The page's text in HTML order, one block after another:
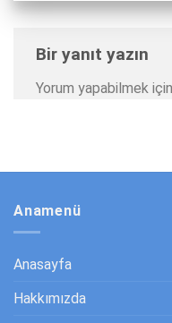
Bir yanıt yazın
Yorum yapabilmek için
Anamenü
Anasayfa
Hakkımızda